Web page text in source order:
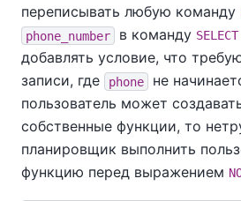
переписывать любую команду
phone_number в команду SELECT
добавлять условие, что
записи, где
phone
не
пользователь может
собственные функции, то
планировщик выполнить
функцию перед выражением